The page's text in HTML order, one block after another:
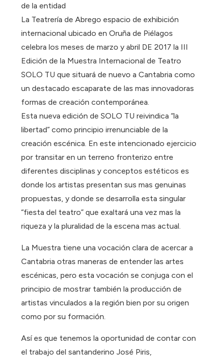
de la entidad
La Teatrería de Abrego espacio de exhibición
internacional ubicado en Oruña de Piélagos
celebra los meses de marzo y abril DE 2017 la III
Edición de la Muestra Internacional de Teatro
SOLO TU que situará de nuevo a Cantabria como
un destacado escaparate de las mas innovadoras
formas de creación contemporánea.
Esta nueva edición de SOLO TU reivindica “la
libertad” como principio irrenunciable de la
creación escénica. En este intencionado ejercicio
por transitar en un terreno fronterizo entre
diferentes disciplinas y conceptos estéticos es
donde los artistas presentan sus mas genuinas
propuestas, y donde se desarrolla esta singular
“fiesta del teatro” que exaltará una vez mas la
riqueza y la pluralidad de la escena mas actual.
La Muestra tiene una vocación clara de acercar a
Cantabria otras maneras de entender las artes
escénicas, pero esta vocación se conjuga con el
principio de mostrar también la producción de
artistas vinculados a la región bien por su origen
como por su formación.
Así es que tenemos la oportunidad de contar con
el trabajo del santanderino José Piris,